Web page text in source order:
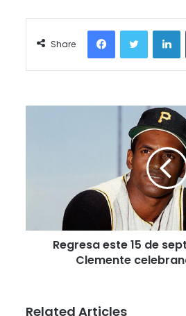
Share
FacebookTwitter
Regresa este 15 de
Clemente
Related Articles